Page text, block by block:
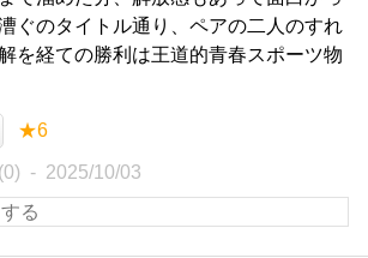
ぐのタイトル通り、ペアの二人のすれ
を経ての勝利は王道的青春スポーツ物
★6
2025/10/03